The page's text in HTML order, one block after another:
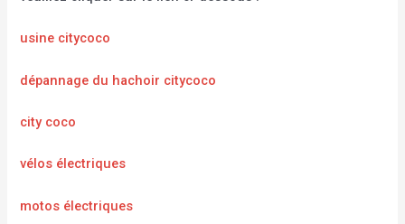
usine citycoco
dépannage du hachoir citycoco
city coco
vélos électriques
motos électriques